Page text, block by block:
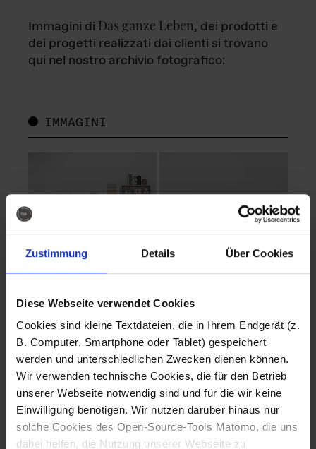
Zustimmung Details Über Cookies
Diese Webseite verwendet Cookies
Cookies sind kleine Textdateien, die in Ihrem Endgerät (z.
B. Computer, Smartphone oder Tablet) gespeichert
werden und unterschiedlichen Zwecken dienen können.
Wir verwenden technische Cookies, die für den Betrieb
unserer Webseite notwendig sind und für die wir keine
Einwilligung benötigen. Wir nutzen darüber hinaus nur
solche Cookies des Open-Source-Tools Matomo, die uns
dabei helfen, die Nutzung unserer Webseite zu
Immagini di Das ganze Leben, dei prodotti e
dei progetti realizzati dai clienti si trovano
qui nel nostro archivio fotografico:
IMMAGINI
Fotografo: Lorenz
Sternbach
Download
Fotografo: Lorenz
Sternbach
Download